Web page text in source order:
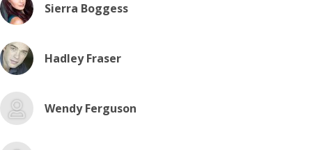
Sierra Boggess
Hadley Fraser
Wendy Ferguson